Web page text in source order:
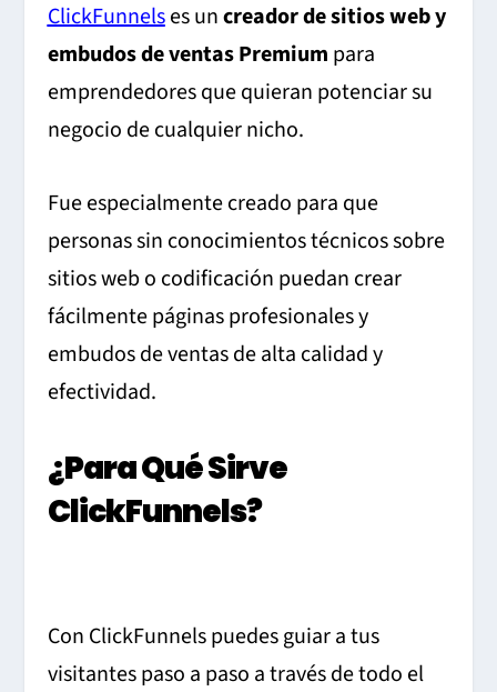
ClickFunnelses uncreador de sitios web y
embudos de ventas Premium para
emprendedores que quieran potenciar su
negocio de cualquier nicho.
Fue especialmente creado para que
personas sin conocimientos técnicos sobre
sitios web o codificación puedan crear
fácilmente páginas profesionales y
embudos de ventas de alta calidad y
efectividad.
¿Para Qué Sirve
ClickFunnels?
Con ClickFunnels puedes guiar a tus
visitantes paso a paso a través de todo el